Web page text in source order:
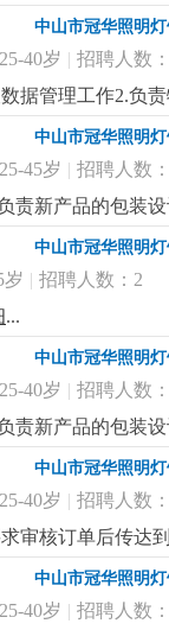
以上学历，产品
作经验4.有北欧
中山市冠华照明
40岁 | 招聘人数
据管理工作2.负
心3.一年以上仓
中山市冠华照明
45岁 | 招聘人数
责新产品的包装
以上学历，产品
作经验4.有欧、
中山市冠华照明
岁 | 招聘人数：2
...
中山市冠华照明
40岁 | 招聘人数
责新产品的包装
以上学历，产品
作经验4.有欧、
中山市冠华照明
40岁 | 招聘人数
审核订单后传达
欠料、品质问题
果。安排送样、
件分发的整理和
中山市冠华照明
40岁 | 招聘人数